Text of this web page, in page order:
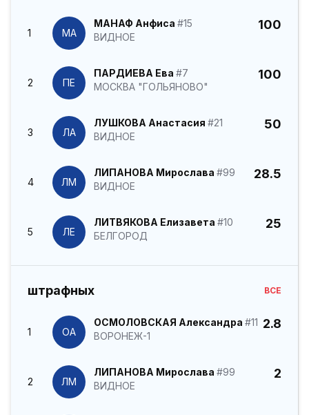
1 МА
МАНАФ Анфиса #15
ВИДНОЕ
100
2 ПЕ
ПАРДИЕВА Ева #7
МОСКВА "ГОЛЬЯНОВО"
100
3 ЛА
ЛУШКОВА Анастасия #21
ВИДНОЕ
50
4 ЛМ
ЛИПАНОВА Мирослава #99
ВИДНОЕ
28.5
5 ЛЕ
ЛИТВЯКОВА Елизавета #10
БЕЛГОРОД
25
штрафных ВСЕ
1 ОА
ОСМОЛОВСКАЯ Александра #11
ВОРОНЕЖ-1
2.8
2 ЛМ
ЛИПАНОВА Мирослава #99
ВИДНОЕ
2